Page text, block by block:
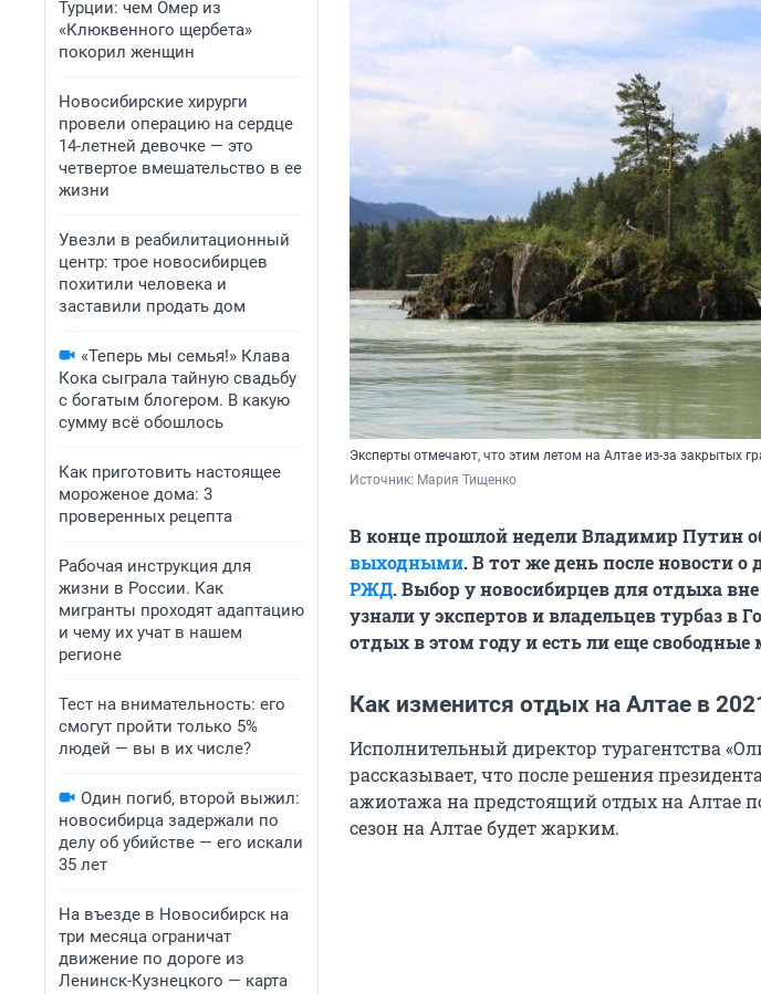
Турции: чем Омер из
«Клюквенного щербета»
покорил женщин
Новосибирские хирурги
провели операцию на сердце
14-летней девочке — это
четвертое вмешательство в ее
жизни
Увезли в реабилитационный
центр: трое новосибирцев
похитили человека и
заставили продать дом
«Теперь мы семья!» Клава
Кока сыграла тайную свадьбу
с богатым блогером. В какую
сумму всё обошлось
Как приготовить настоящее
мороженое дома: 3
проверенных рецепта
Рабочая инструкция для
жизни в России. Как
мигранты проходят адаптацию
и чему их учат в нашем
регионе
Тест на внимательность: его
смогут пройти только 5%
людей — вы в их числе?
Один погиб, второй выжил:
новосибирца задержали по
делу об убийстве — его искали
35 лет
На въезде в Новосибирск на
три месяца ограничат
движение по дороге из
Ленинск-Кузнецкого — карта
Эксперты отмечают, что этим летом на Алтае из-за закрытых
Источник: Мария Тищенко
В конце прошлой недели Владимир Путин
выходными. В тот же день после новости
РЖД. Выбор у новосибирцев для отдыха
узнали у экспертов и владельцев турбаз в
отдых в этом году и есть ли еще свободные
Как изменится отдых на Алтае в
Исполнительный директор турагентства
рассказывает, что после решения
ажиотажа на предстоящий отдых на Алтае
сезон на Алтае будет жарким.